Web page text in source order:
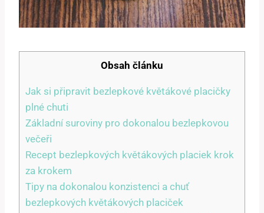
Obsah článku
Jak si připravit bezlepkové květákové placičky
plné chuti
Základní suroviny pro dokonalou bezlepkovou
večeři
Recept bezlepkových květákových placiek krok
za krokem
Tipy na dokonalou konzistenci a chuť
bezlepkových květákových placiček